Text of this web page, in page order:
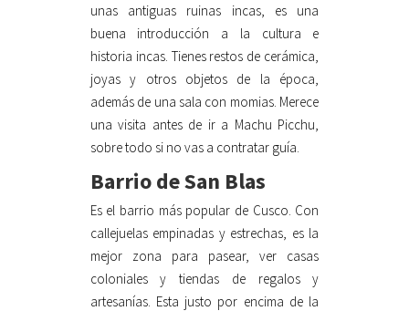
unas antiguas ruinas incas, es una
buena introducción a la cultura e
historia incas. Tienes restos de cerámica,
joyas y otros objetos de la época,
además de una sala con momias. Merece
una visita antes de ir a Machu Picchu,
sobre todo si no vas a contratar guía.
Barrio de San Blas
Es el barrio más popular de Cusco. Con
callejuelas empinadas y estrechas, es la
mejor zona para pasear, ver casas
coloniales y tiendas de regalos y
artesanías. Esta justo por encima de la